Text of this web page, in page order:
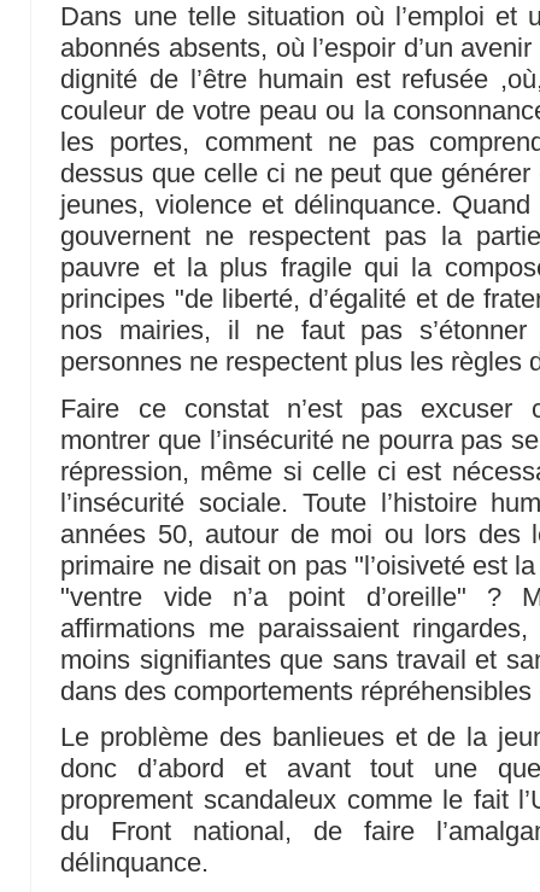
Dans une telle situation où l’emploi et
abonnés absents, où l’espoir d’un
dignité de l’être humain est refusée
couleur de votre peau ou la
les portes, comment ne pas
dessus que celle ci ne peut que
jeunes, violence et délinquance.
gouvernent ne respectent pas la
pauvre et la plus fragile qui la
principes "de liberté, d’égalité et de
nos mairies, il ne faut pas s’étonner
personnes ne respectent plus les règles
Faire ce constat n’est pas excuser
montrer que l’insécurité ne pourra pas
répression, même si celle ci est
l’insécurité sociale. Toute l’histoire
années 50, autour de moi ou lors des
primaire ne disait on pas "l’oisiveté est
"ventre vide n’a point d’oreille" ?
affirmations me paraissaient
moins signifiantes que sans travail et
dans des comportements
Le problème des banlieues et de la
donc d’abord et avant tout une
proprement scandaleux comme le fait
du Front national, de faire
délinquance.